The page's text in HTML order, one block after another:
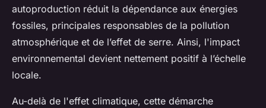
autoproduction réduit la dépendance aux énergies
fossiles, principales responsables de la pollution
atmosphérique et de l’effet de serre. Ainsi, l'impact
environnemental devient nettement positif à l’échelle
locale.
Au-delà de l'effet climatique, cette démarche